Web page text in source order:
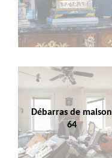
Débarras de maison
64